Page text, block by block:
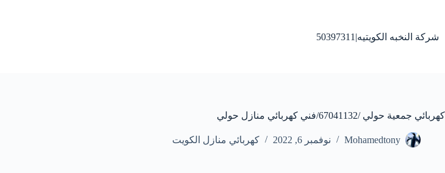
شركة النخبه الكويتيه|50397311
كهربائي جمعية حولي /67041132/فني كهربائي منازل حولي
Mohamedtony نوفمبر 6, 2022 كهربائي منازل الكويت